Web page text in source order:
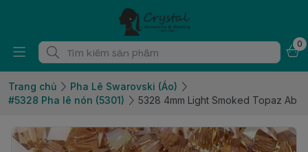
0
Trang chủ
Pha Lê Swarovski (Áo)
#5328 Pha lê nón (5301)
5328 4mm Light Smoked Topaz Ab